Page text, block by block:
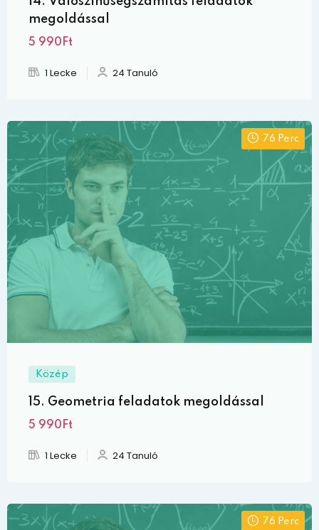
megoldással
5 990Ft
1 Lecke 24 Tanuló
76 Perc
Közép
15. Geometria feladatok megoldással
5 990Ft
1 Lecke 24 Tanuló
76 Perc